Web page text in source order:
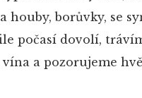
houby, borůvky, se
počasí dovolí,
vína a pozorujeme